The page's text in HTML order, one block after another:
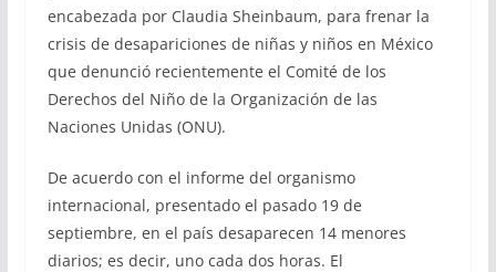
encabezada por Claudia Sheinbaum, para frenar la
crisis de desapariciones de niñas y niños en México
que denunció recientemente el Comité de los
Derechos del Niño de la Organización de las
Naciones Unidas (ONU).
De acuerdo con el informe del organismo
internacional, presentado el pasado 19 de
septiembre, en el país desaparecen 14 menores
diarios; es decir, uno cada dos horas. El